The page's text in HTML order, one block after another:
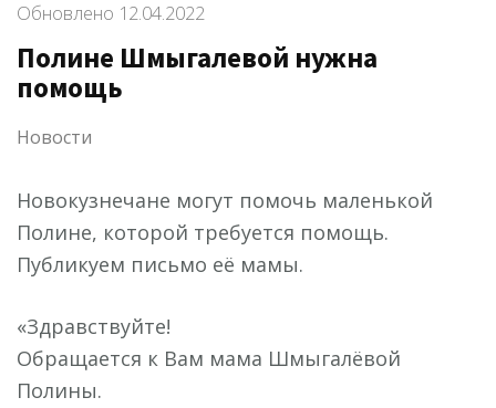
Обновлено 12.04.2022
Полине Шмыгалевой нужна
помощь
Новости
Новокузнечане могут помочь маленькой
Полине, которой требуется помощь.
Публикуем письмо её мамы.
«Здравствуйте!
Обращается к Вам мама Шмыгалёвой
Полины.